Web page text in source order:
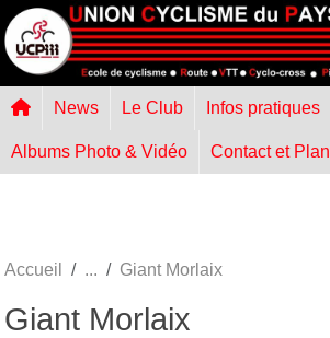
News Le Club Infos pratiques
Albums Photo & Vidéo Contact et Plan
Accueil Giant Morlaix
Giant Morlaix
Panneau de gestion des cookies